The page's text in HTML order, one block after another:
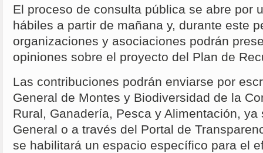
El proceso de consulta pública se abre por
hábiles a partir de mañana y, durante este
organizaciones y asociaciones podrán
opiniones sobre el proyecto del Plan de
Las contribuciones podrán enviarse por
General de Montes y Biodiversidad de la
Rural, Ganadería, Pesca y Alimentación, ya
General o a través del Portal de
se habilitará un espacio específico para el